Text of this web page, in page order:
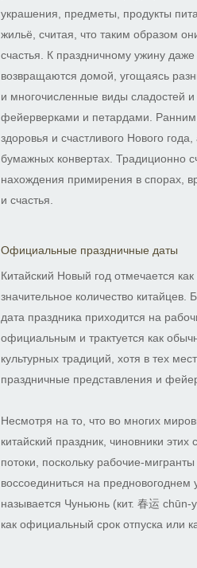
украшения, предметы, продукты
жильё, считая, что таким образом
счастья. К праздничному ужину
возвращаются домой, угощаясь
и многочисленные виды сладостей и
фейерверками и петардами.
здоровья и счастливого Нового
бумажных конвертах. Традиционно
нахождения примирения в спорах,
и счастья.
Официальные праздничные даты
Китайский Новый год отмечается
значительное количество китайцев.
дата праздника приходится на
официальным и трактуется как
культурных традиций, хотя в тех
праздничные представления и
Несмотря на то, что во многих
китайский праздник, чиновники
потоки, поскольку рабочие-
воссоединиться на
называется Чуньюнь (кит. 春运
как официальный срок отпуска или